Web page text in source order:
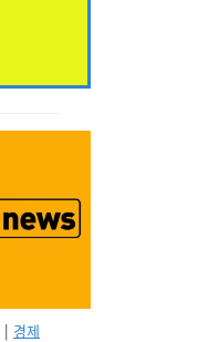
| 경제